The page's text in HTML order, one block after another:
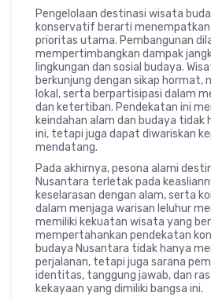
Pengelolaan destinasi wisata
konservatif berarti
prioritas utama. Pembangunan
mempertimbangkan dampak
lingkungan dan sosial budaya.
berkunjung dengan sikap hormat,
lokal, serta berpartisipasi dalam
dan ketertiban. Pendekatan ini
keindahan alam dan budaya
ini, tetapi juga dapat diwariskan
mendatang.
Pada akhirnya, pesona alami
Nusantara terletak pada
keselarasan dengan alam, serta
dalam menjaga warisan leluhur
memiliki kekuatan wisata yang
mempertahankan pendekatan
budaya Nusantara tidak hanya
perjalanan, tetapi juga sarana
identitas, tanggung jawab, dan
kekayaan yang dimiliki bangsa ini.